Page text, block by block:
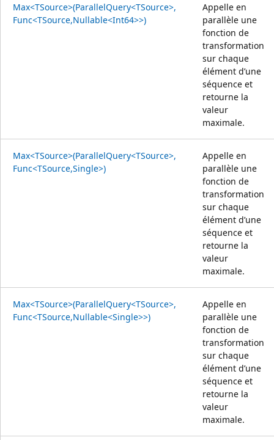
Max<TSource>(ParallelQuery<TSource>,
Func<TSource,Nullable<Int64>>)
Appelle en
parallèle une
fonction de
transformation
sur chaque
élément d’une
séquence et
retourne la
valeur
maximale.
Max<TSource>(ParallelQuery<TSource>,
Func<TSource,Single>)
Appelle en
parallèle une
fonction de
transformation
sur chaque
élément d’une
séquence et
retourne la
valeur
maximale.
Max<TSource>(ParallelQuery<TSource>,
Func<TSource,Nullable<Single>>)
Appelle en
parallèle une
fonction de
transformation
sur chaque
élément d’une
séquence et
retourne la
valeur
maximale.